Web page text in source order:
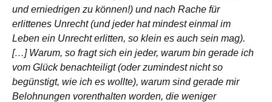
und erniedrigen zu können!) und nach Rache für
erlittenes Unrecht (und jeder hat mindest einmal im
Leben ein Unrecht erlitten, so klein es auch sein mag).
[…] Warum, so fragt sich ein jeder, warum bin gerade ich
vom Glück benachteiligt (oder zumindest nicht so
begünstigt, wie ich es wollte), warum sind gerade mir
Belohnungen vorenthalten worden, die weniger